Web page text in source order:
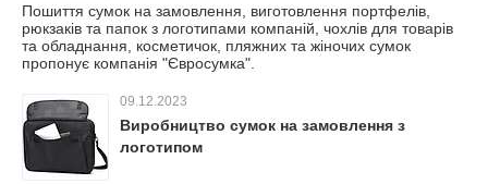
Пошиття сумок на замовлення, виготовлення портфелів,
рюкзаків та папок з логотипами компаній, чохлів для товарів
та обладнання, косметичок, пляжних та жіночих сумок
пропонує компанія "Євросумка".
09.12.2023
Виробництво сумок на замовлення з
логотипом